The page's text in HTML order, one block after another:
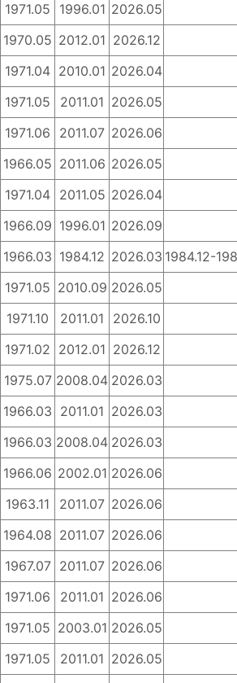
1971.05 1996.01 2026.05
1970.05 2012.01 2026.12
1971.04 2010.01 2026.04
1971.05 2011.01 2026.05
1971.06 2011.07 2026.06
1966.05 2011.06 2026.05
1971.04 2011.05 2026.04
1966.09 1996.01 2026.09
1966.03 1984.12 2026.03 1984.12-
1971.05 2010.09 2026.05
1971.10 2011.01
2026.10
1971.02 2012.01 2026.12
1975.07 2008.04 2026.03
1966.03 2011.01 2026.03
1966.03 2008.04 2026.03
1966.06 2002.01 2026.06
1963.11 2011.07 2026.06
1964.08 2011.07 2026.06
1967.07 2011.07 2026.06
1971.06 2011.01 2026.06
1971.05 2003.01 2026.05
1971.05 2011.01 2026.05